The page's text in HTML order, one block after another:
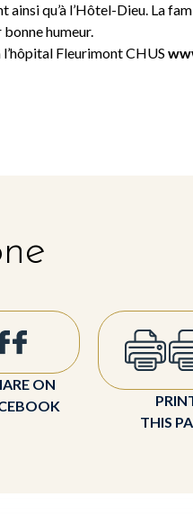
ainsi qu’à l’Hôtel-Dieu. La
humeur.
Fleurimont CHUS
ON
THIS